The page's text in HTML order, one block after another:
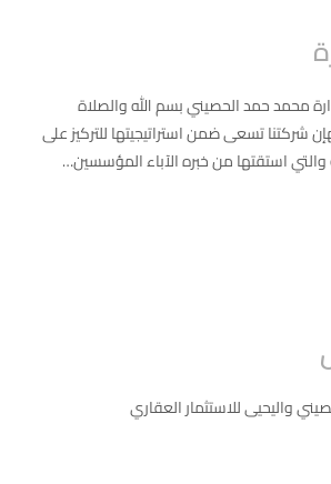
محمد حمد الحصيني بسم الله والصلاة
شركتنا تسعى ضمن استراتيجيتها للتركيز على
استقتها من خبره الآباء المؤسسين…
واليحيى للاستثمار العقاري